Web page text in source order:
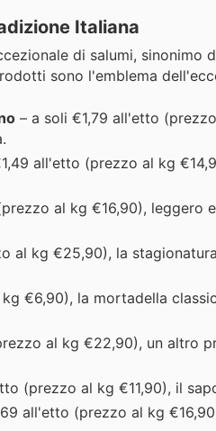
Italiana
di salumi,
sono l'emblema
– a soli €1,79 all'etto
all'etto (prezzo al kg
al kg €16,90), leggero
al kg €25,90), la
€6,90), la mortadella
al kg €22,90), un altro
(prezzo al kg €11,90), il
all'etto (prezzo al kg